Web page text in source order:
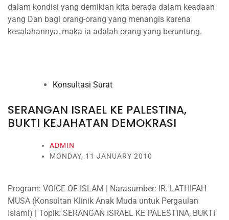
dalam kondisi yang demikian kita berada dalam keadaan
yang Dan bagi orang-orang yang menangis karena
kesalahannya, maka ia adalah orang yang beruntung.
Konsultasi Surat
SERANGAN ISRAEL KE PALESTINA,
BUKTI KEJAHATAN DEMOKRASI
ADMIN
MONDAY, 11 JANUARY 2010
Program: VOICE OF ISLAM | Narasumber: IR. LATHIFAH
MUSA (Konsultan Klinik Anak Muda untuk Pergaulan
Islami) | Topik: SERANGAN ISRAEL KE PALESTINA, BUKTI